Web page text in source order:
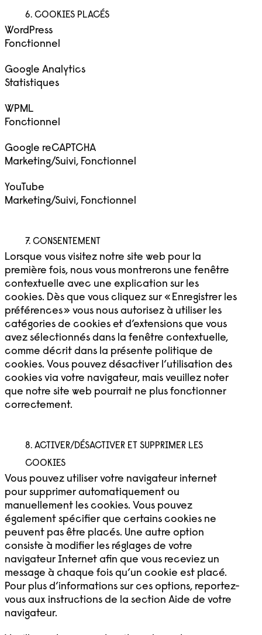
6. COOKIES PLACÉS
WordPress
Fonctionnel
Google Analytics
Statistiques
WPML
Fonctionnel
Google reCAPTCHA
Marketing/Suivi, Fonctionnel
YouTube
Marketing/Suivi, Fonctionnel
7. CONSENTEMENT
Lorsque vous visitez notre site web pour la
première fois, nous vous montrerons une fenêtre
contextuelle avec une explication sur les
cookies. Dès que vous cliquez sur « Enregistrer les
préférences » vous nous autorisez à utiliser les
catégories de cookies et d’extensions que vous
avez sélectionnés dans la fenêtre contextuelle,
comme décrit dans la présente politique de
cookies. Vous pouvez désactiver l’utilisation des
cookies via votre navigateur, mais veuillez noter
que notre site web pourrait ne plus fonctionner
correctement.
8. ACTIVER/DÉSACTIVER ET SUPPRIMER LES
COOKIES
Vous pouvez utiliser votre navigateur internet
pour supprimer automatiquement ou
manuellement les cookies. Vous pouvez
également spécifier que certains cookies ne
peuvent pas être placés. Une autre option
consiste à modifier les réglages de votre
navigateur Internet afin que vous receviez un
message à chaque fois qu’un cookie est placé.
Pour plus d’informations sur ces options, reportez-
vous aux instructions de la section Aide de votre
navigateur.